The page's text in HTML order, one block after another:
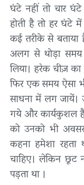
घंटे नहीं तो चार
होती है तो हर घंटे
कई तरीके से बताया
अलग से थोड़ा समय
लिया। हरेक चीज़
फिर एक समय ऐसा
साधना में लग
गये और कार्यकुशल
को उनको भी
कहना हमेशा रहता
चाहिए। लेकिन छूट
पड़ता था ।